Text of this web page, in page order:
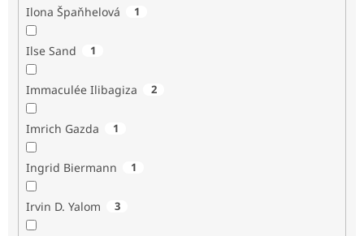
Ilona Špaňhelová 1
Ilse Sand 1
Immaculée Ilibagiza 2
Imrich Gazda 1
Ingrid Biermann 1
Irvin D. Yalom 3